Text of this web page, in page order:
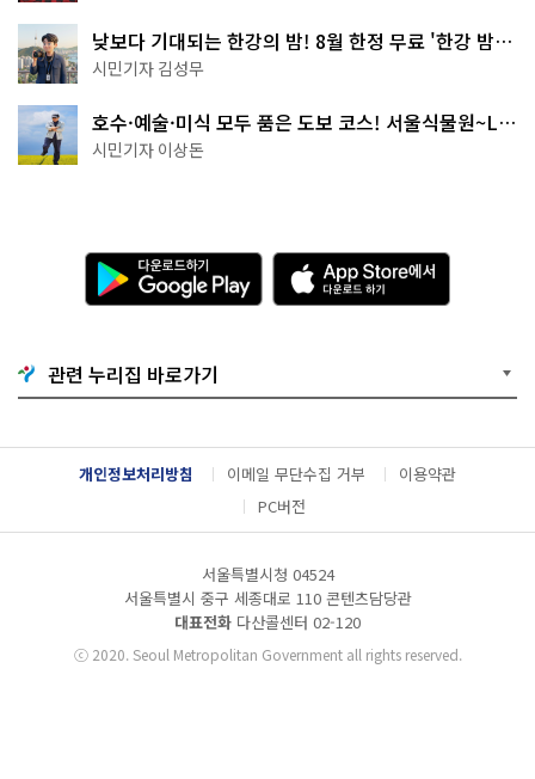
낮보다 기대되는 한강의 밤! 8월 한정 무료 '한강 밤
핑' 예약은?
시민기자 김성무
호수·예술·미식 모두 품은 도보 코스! 서울식물원~LG
아트센터~마곡테라스거리
시민기자 이상돈
다
운
로
기
G
o
g
l
e
A
p
p
e
서
다
운
관련 누리집 바로가기
개인정보처리방침 이메일 무단수집 거부
이용약관
PC버전
서울특별시청 04524
서울특별시 중구 세종대로 110 콘텐츠담당관
대표전화 다산콜센터 02-120
ⓒ2020. Seoul Metropolitan Government all rights reserved.